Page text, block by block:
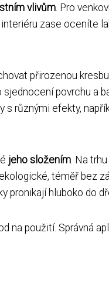
vlivům . Pro
zase oceníte
přirozenou
povrchu a
různými efekty,
jeho složením . Na
téměř bez
hluboko do
na použití. Správná